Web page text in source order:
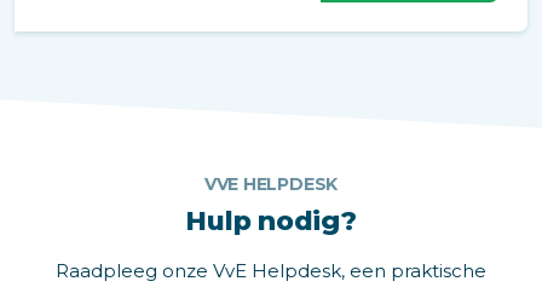
VVE HELPDESK
Hulp nodig?
Raadpleeg onze VvE Helpdesk, een praktische